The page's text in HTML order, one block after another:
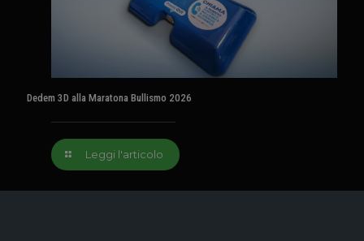
Dedem 3D alla Maratona Bullismo 2026
Leggi l'articolo